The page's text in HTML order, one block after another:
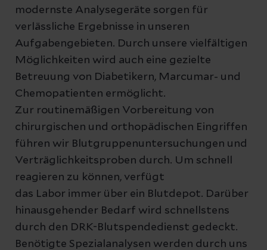
modernste Analysegeräte sorgen für
verlässliche Ergebnisse in unseren
Aufgabengebieten. Durch unsere vielfältigen
Möglichkeiten wird auch eine gezielte
Betreuung von Diabetikern, Marcumar- und
Chemopatienten ermöglicht.
Zur routinemäßigen Vorbereitung von
chirurgischen und orthopädischen Eingriffen
führen wir Blutgruppenuntersuchungen und
Verträglichkeitsproben durch. Um schnell
reagieren zu können, verfügt
das Labor immer über ein Blutdepot. Darüber
hinausgehender Bedarf wird schnellstens
durch den DRK-Blutspendedienst gedeckt.
Benötigte Spezialanalysen werden durch uns